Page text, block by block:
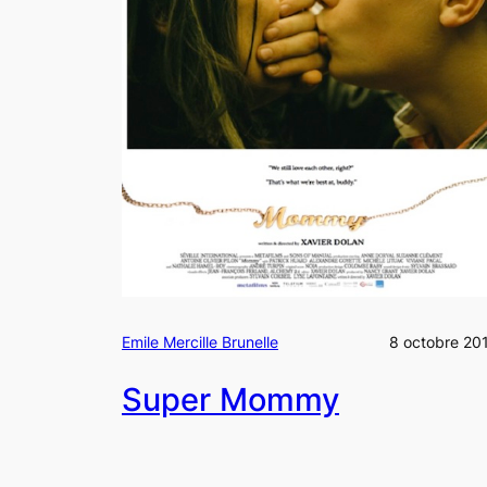
Emile Mercille Brunelle 8 octobre
Super Mommy